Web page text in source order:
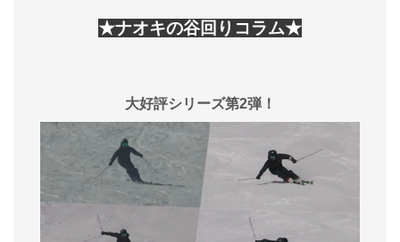
★ナオキの谷回りコラム★
大好評シリーズ第2弾！